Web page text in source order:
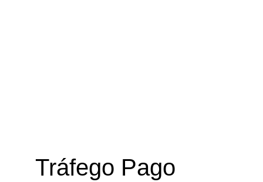
Tráfego Pago